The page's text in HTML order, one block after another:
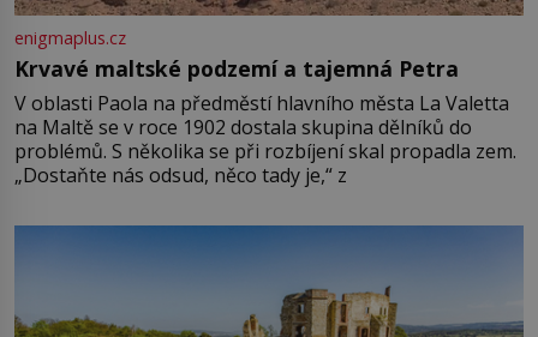
enigmaplus.cz
Krvavé maltské podzemí a tajemná Petra
V oblasti Paola na předměstí hlavního města La Valetta
na Maltě se v roce 1902 dostala skupina dělníků do
problémů. S několika se při rozbíjení skal propadla zem.
„Dostaňte nás odsud, něco tady je,“ z